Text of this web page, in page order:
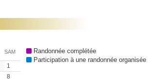
SAM
1
8
Randonnée complétée
Participation à une randonnée organisée